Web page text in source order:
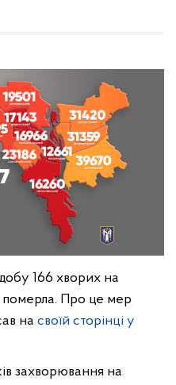
166 хворих на
Про це мер
на своїй сторінці у
захворювання на